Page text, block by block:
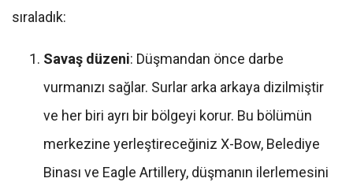
sıraladık:
Savaş düzeni: Düşmandan önce darbe
vurmanızı sağlar. Surlar arka arkaya dizilmiştir
ve her biri ayrı bir bölgeyi korur. Bu bölümün
merkezine yerleştireceğiniz X-Bow, Belediye
Binası ve Eagle Artillery, düşmanın ilerlemesini